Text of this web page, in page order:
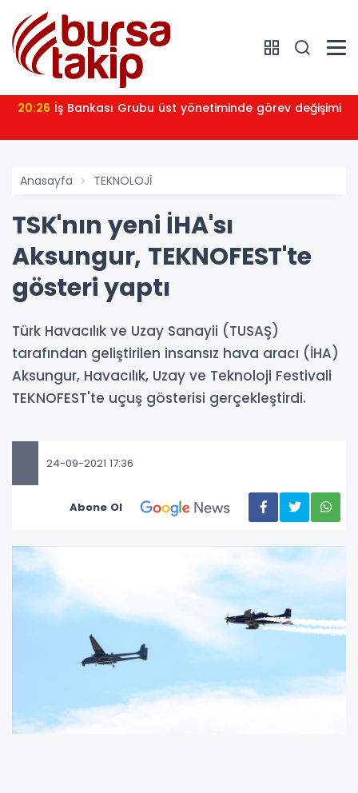
20:26 İş Bankası Grubu üst yönetiminde görev değişimi
Anasayfa TEKNOLOJİ
TSK'nın yeni İHA'sı
Aksungur, TEKNOFEST'te
gösteri yaptı
Türk Havacılık ve Uzay Sanayii (TUSAŞ)
tarafından geliştirilen insansız hava aracı (İHA)
Aksungur, Havacılık, Uzay ve Teknoloji Festivali
TEKNOFEST'te uçuş gösterisi gerçekleştirdi.
24-09-2021 17:36
Abone Ol